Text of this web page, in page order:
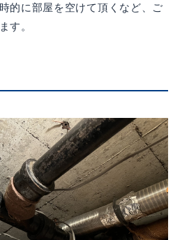
的に部屋を空けて頂くなど、ご
す。